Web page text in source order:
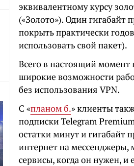
эквивалентному курсу
(«Золото»). Один гигабайт
покрыть практически
использовать свой пакет).
Всего в настоящий момент
широкие возможности
без использования VPN.
С «планом б.» клиенты
подписки Telegram
остатки минут и гигабайт
интернет на мессенджеры,
сервисы, когда он нужен,